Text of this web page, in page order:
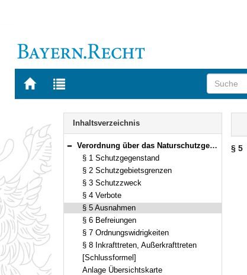
Zur
BAYERN.RECHT
Zur
letzten
Navigation
Inhaltsverzeichnis
Bereich reduzieren
Verordnung über das Naturschutzgebiet „Ammergebirge“ Vom 19. Juni 1986 (GVBl. S. 163) BayRS 791-3-150-U (§§ 1–8)
§ 1 Schutzgegenstand
§ 2 Schutzgebietsgrenzen
§ 3 Schutzzweck
§ 4 Verbote
§ 5 Ausnahmen
§ 6 Befreiungen
§ 7 Ordnungswidrigkeiten
§ 8 Inkrafttreten, Außerkrafttreten
[Schlussformel]
Anlage Übersichtskarte
§ 5